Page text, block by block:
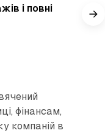
і повні
фінансам,
компаній в